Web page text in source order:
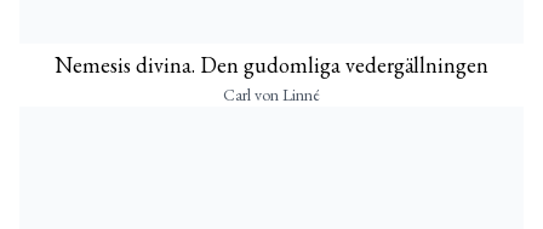
Nemesis divina. Den gudomliga vedergällningen
Carl von Linné